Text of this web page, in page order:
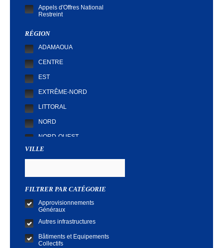
Appels d'Offres National
Restreint
RÉGION
ADAMAOUA
CENTRE
EST
EXTRÊME-NORD
LITTORAL
NORD
NORD-OUEST
SUD
VILLE
FILTRER PAR CATÉGORIE
Approvisionnements
Généraux
Autres infrastructures
Bâtiments et Equipements
Collectifs